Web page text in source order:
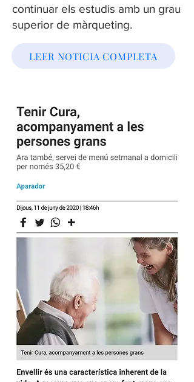
continuar els estudis amb un grau
superior de màrqueting.
LEER NOTICIA COMPLETA